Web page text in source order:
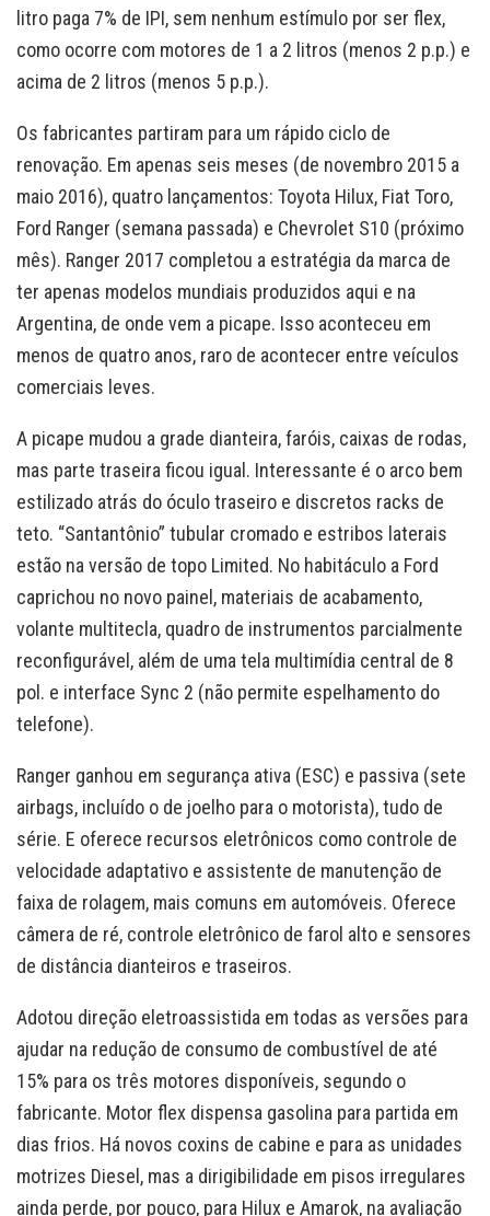
litro paga 7% de IPI, sem nenhum estímulo por ser flex,
como ocorre com motores de 1 a 2 litros (menos 2 p.p.) e
acima de 2 litros (menos 5 p.p.).
Os fabricantes partiram para um rápido ciclo de
renovação. Em apenas seis meses (de novembro 2015 a
maio 2016), quatro lançamentos: Toyota Hilux, Fiat Toro,
Ford Ranger (semana passada) e Chevrolet S10 (próximo
mês). Ranger 2017 completou a estratégia da marca de
ter apenas modelos mundiais produzidos aqui e na
Argentina, de onde vem a picape. Isso aconteceu em
menos de quatro anos, raro de acontecer entre veículos
comerciais leves.
A picape mudou a grade dianteira, faróis, caixas de rodas,
mas parte traseira ficou igual. Interessante é o arco bem
estilizado atrás do óculo traseiro e discretos racks de
teto. “Santantônio” tubular cromado e estribos laterais
estão na versão de topo Limited. No habitáculo a Ford
caprichou no novo painel, materiais de acabamento,
volante multitecla, quadro de instrumentos parcialmente
reconfigurável, além de uma tela multimídia central de 8
pol. e interface Sync 2 (não permite espelhamento do
telefone).
Ranger ganhou em segurança ativa (ESC) e passiva (sete
airbags, incluído o de joelho para o motorista), tudo de
série. E oferece recursos eletrônicos como controle de
velocidade adaptativo e assistente de manutenção de
faixa de rolagem, mais comuns em automóveis. Oferece
câmera de ré, controle eletrônico de farol alto e sensores
de distância dianteiros e traseiros.
Adotou direção eletroassistida em todas as versões para
ajudar na redução de consumo de combustível de até
15% para os três motores disponíveis, segundo o
fabricante. Motor flex dispensa gasolina para partida em
dias frios. Há novos coxins de cabine e para as unidades
motrizes Diesel, mas a dirigibilidade em pisos irregulares
ainda perde, por pouco, para Hilux e Amarok, na avaliação